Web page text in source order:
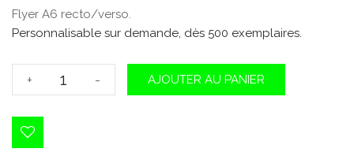
Flyer A6 recto/verso.
Personnalisable sur demande, dès 500 exemplaires.
+
quantité
de
- AJOUTER AU PANIER